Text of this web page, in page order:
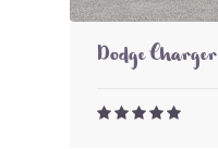
Dodge Charger